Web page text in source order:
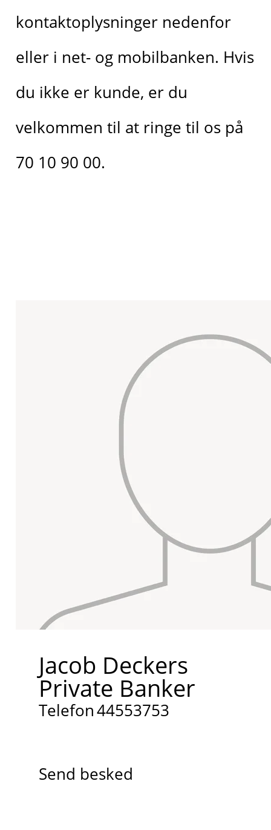
kontaktoplysninger nedenfor
eller i net- og mobilbanken. Hvis
du ikke er kunde, er du
velkommen til at ringe til os på
70 10 90 00.
Jacob Deckers
Private Banker
Telefon44553753
Send besked